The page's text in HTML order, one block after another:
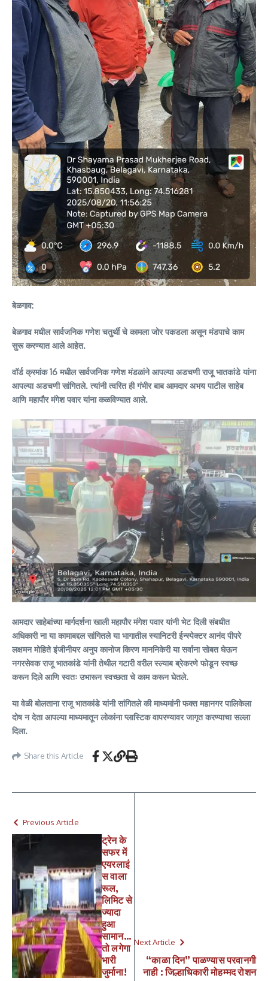
बेळगाव:
बेळगाव मधील सार्वजनिक गणेश चतुर्थी चे कामला जोर पकडला असून मंडपाचे काम
सुरू करण्यात आले आहेत.
वॉर्ड क्रमांक 16 मधील सार्वजनिक गणेश मंडळांने आपल्या अडचणी राजू भातकांडे यांना
आपल्या अडचणी सांगितले. त्यांनी त्वरित ही गंभीर बाब आमदार अभय पाटील साहेब
आणि महापौर मंगेश पवार यांना कळविण्यात आले.
आमदार साहेबांच्या मार्गदर्शना खाली महापौर मंगेश पवार यांनी भेट दिली संबधीत
अधिकारी ना या कामाबद्दल सांगितले या भागातील स्यानिटरी ईन्स्पेक्टर आनंद पीपरे
लक्षमन मोहिते इंजीनीयर अनुप कानोज किरण माननिकेरी या सर्वाना सोबत घेऊन
नगरसेवक राजू भातकांडे यांनी तेथील गटारी वरील स्ल्याब ब्रेकरणे फोडून स्वच्छ
करून दिले आणि स्वतः उभारून स्वच्छता चे काम करून घेतले.
या वेळी बोलताना राजू भातकांडे यांनी सांगितले की माध्यमांनी फक्त महानगर पालिकेला
दोष न देता आपल्या माध्यमातून लोकांना प्लास्टिक वापरण्यावर जागृत करण्याचा सल्ला
दिला.
Share this Article
Previous Article
ट्रेन के
सफर में
एयरलाइं
स वाला
रूल,
लिमिट से
ज्यादा
हुआ
सामान…
तो लगेगा
भारी
जुर्माना!
Next Article
“काळा दिन” पाळण्यास परवानगी
नाही : जिल्हाधिकारी मोहम्मद रोशन